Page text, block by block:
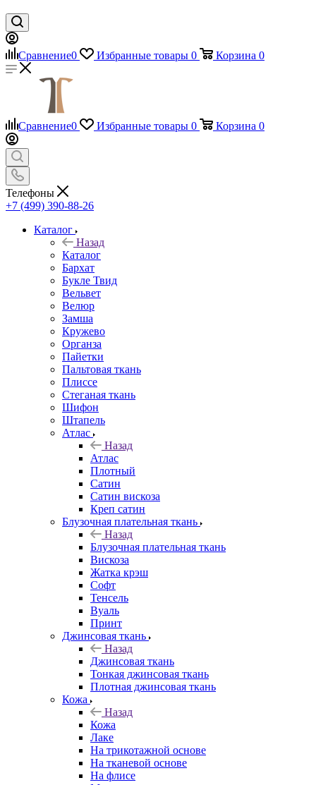
Сравнение0 Избранные товары 0 Корзина 0
Сравнение0 Избранные товары 0 Корзина 0
Телефоны
+7 (499) 390-88-26
Каталог
Назад
Каталог
Бархат
Букле Твид
Вельвет
Велюр
Замша
Кружево
Органза
Пайетки
Пальтовая ткань
Плиссе
Стеганая ткань
Шифон
Штапель
Атлас
Назад
Атлас
Плотный
Сатин
Сатин вискоза
Креп сатин
Блузочная плательная ткань
Назад
Блузочная плательная ткань
Вискоза
Жатка крэш
Софт
Тенсель
Вуаль
Принт
Джинсовая ткань
Назад
Джинсовая ткань
Тонкая джинсовая ткань
Плотная джинсовая ткань
Кожа
Назад
Кожа
Лаке
На трикотажной основе
На тканевой основе
На флисе